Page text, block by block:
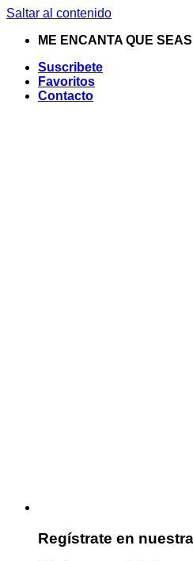
Saltar al contenido
ME ENCANTA QUE
Suscribete
Favoritos
Contacto
Regístrate en